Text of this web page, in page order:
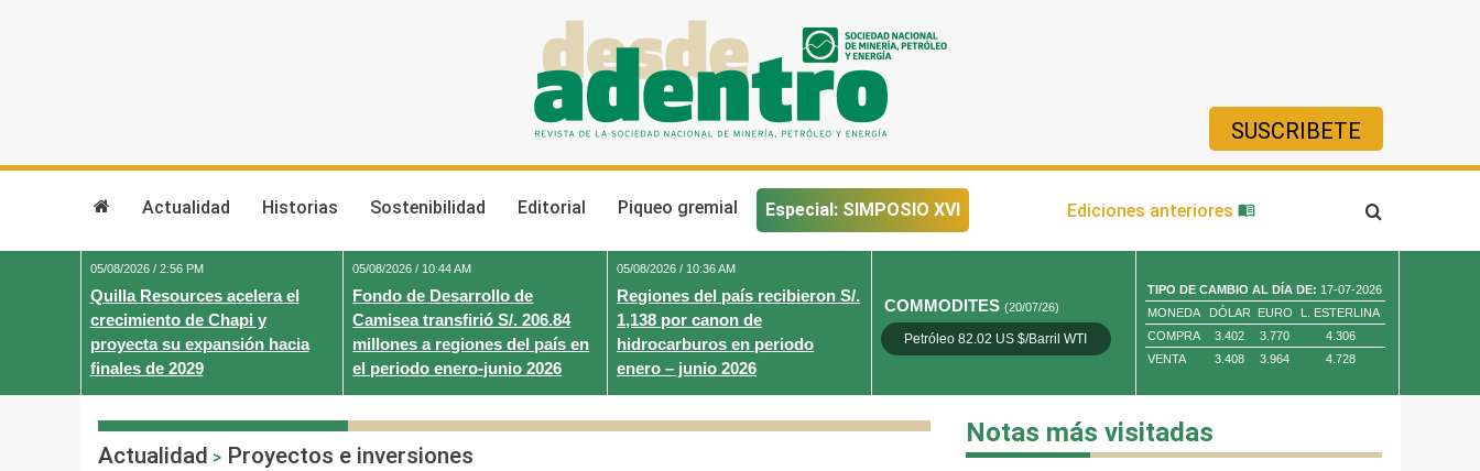
SUSCRIBETE
Actualidad Historias Sostenibilidad Editorial Piqueo gremial Especial: SIMPOSIO XVI Ediciones anteriores
05/08/2026 / 2:56 PM
Quilla Resources acelera el
crecimiento de Chapi y
proyecta su expansión hacia
finales de 2029
05/08/2026 / 10:44 AM
Fondo de Desarrollo de
Camisea transfirió S/. 206.84
millones a regiones del país en
el periodo enero-junio 2026
05/08/2026 / 10:36 AM
Regiones del país recibieron S/.
1,138 por canon de
hidrocarburos en periodo
enero – junio 2026
COMMODITES(20/07/26)
Petróleo 82.02 US $/Barril WTI Oro 4,010.80 US $/ Oz. Tr.
TIPO DE CAMBIO AL DÍA DE: 17-07-2026
MONEDA
DÓLAR EURO
L. ESTERLINA
COMPRA
3.402 3.770
4.306
VENTA
3.408 3.964 4.728
Actualidad > Proyectos e inversiones
Notas más visitadas